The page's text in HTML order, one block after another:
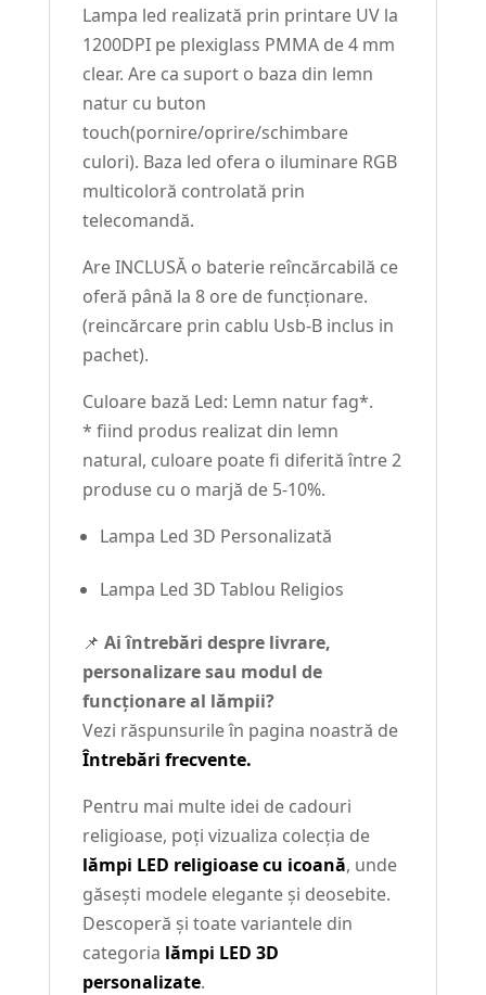
Lampa led realizată prin printare UV la
1200DPI pe plexiglass PMMA de 4 mm
clear. Are ca suport o baza din lemn
natur cu buton
touch(pornire/oprire/schimbare
culori). Baza led ofera o iluminare RGB
multicoloră controlată prin
telecomandă.
Are INCLUSĂ o baterie reîncărcabilă ce
oferă până la 8 ore de funcționare.
(reincărcare prin cablu Usb-B inclus in
pachet).
Culoare bază Led: Lemn natur fag*.
* fiind produs realizat din lemn
natural, culoare poate fi diferită între 2
produse cu o marjă de 5-10%.
Lampa Led 3D Personalizată
Lampa Led 3D Tablou Religios
📌 Ai întrebări despre livrare,
personalizare sau modul de
funcționare al lămpii?
Vezi răspunsurile în pagina noastră de
Întrebări frecvente.
Pentru mai multe idei de cadouri
religioase, poți vizualiza colecția de
lămpi LED religioase cu icoană, unde
găsești modele elegante și deosebite.
Descoperă și toate variantele din
categoria lămpi LED 3D
personalizate.